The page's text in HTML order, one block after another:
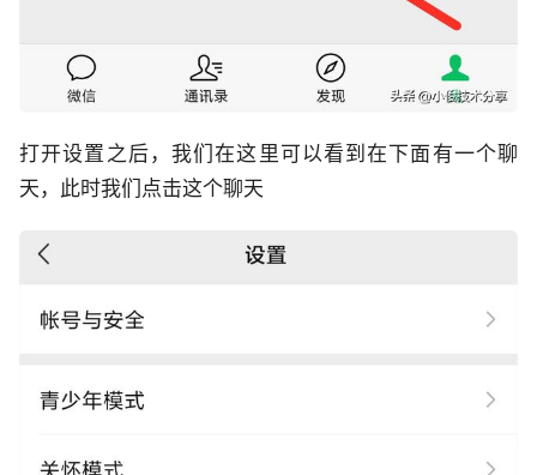
打开设置之后，我们在这里可以看到在下面有一个聊
天，此时我们点击这个聊天